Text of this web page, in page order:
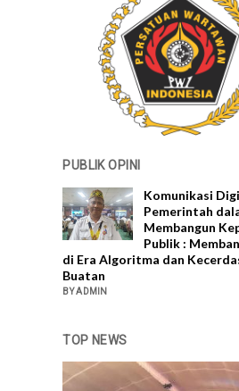
PUBLIK OPINI
Komunikasi
Pemerintah
Membangun
Publik :
di Era Algoritma dan
Buatan
BY ADMIN
TOP NEWS